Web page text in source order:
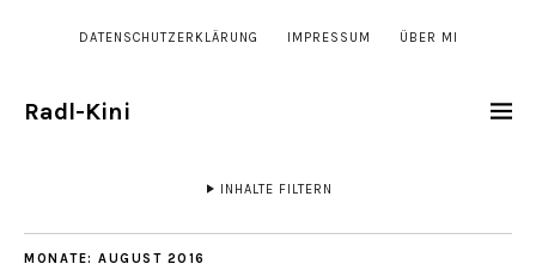
DATENSCHUTZERKLÄRUNG IMPRESSUM ÜBER MI
Radl-Kini
INHALTE FILTERN
MONATE: AUGUST 2016